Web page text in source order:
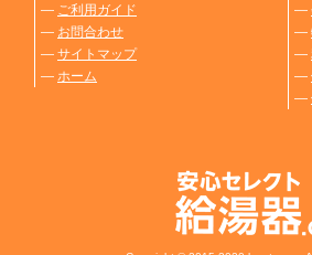
― ご利用ガイド
― お問合わせ
― サイトマップ
― ホーム
―
―
―
―
―